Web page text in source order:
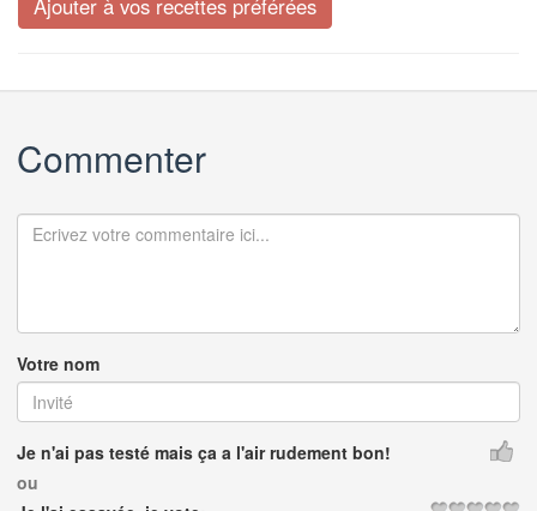
Commenter
Votre nom
Je n'ai pas testé mais ça a l'air rudement bon!
ou